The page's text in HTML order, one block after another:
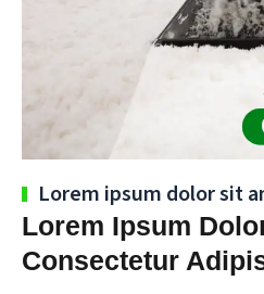
Lorem ipsum dolor sit
Lorem Ipsum
Consectetur